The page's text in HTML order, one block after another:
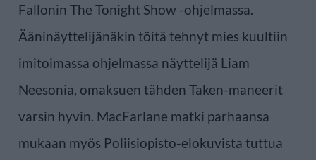
Fallonin The Tonight Show -ohjelmassa.
Ääninäyttelijänäkin töitä tehnyt mies kuultiin
imitoimassa ohjelmassa näyttelijä Liam
Neesonia, omaksuen tähden Taken-maneerit
varsin hyvin. MacFarlane matki parhaansa
mukaan myös Poliisiopisto-elokuvista tuttua